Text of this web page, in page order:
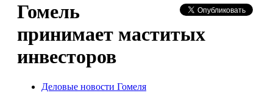
Гомель
принимает маститых
инвесторов
Деловые новости Гомеля